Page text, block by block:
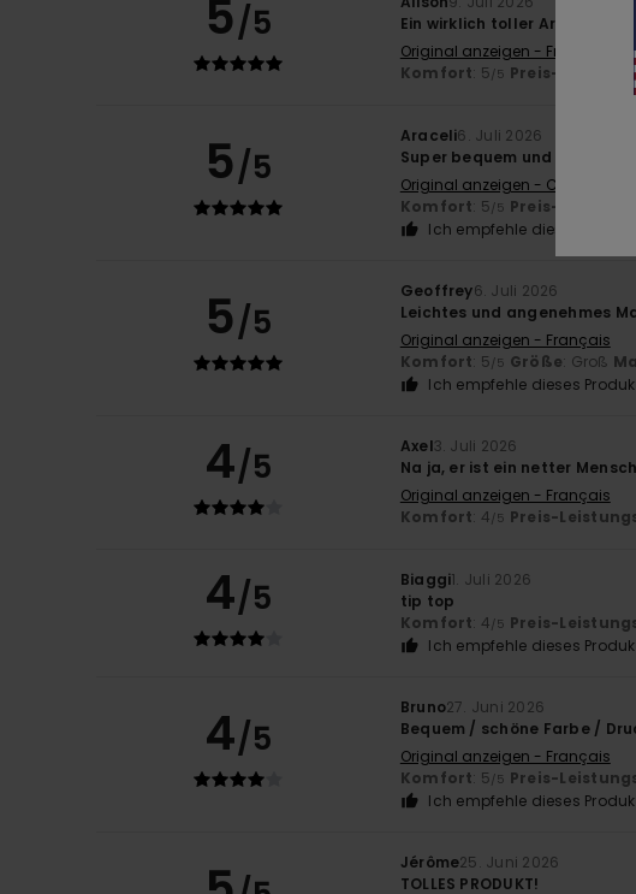
5/5
Ein wirklich toller Artikel,
Original anzeigen - Français
Komfort: 5/5 Preis-
5/5
Araceli6. Juli 2026
Super bequem und von
Original anzeigen - Castellano
Komfort: 5/5 Preis-
Ich empfehle dieses Produkt
5/5
Geoffrey6. Juli 2026
Leichtes und angenehmes
Original anzeigen - Français
Komfort: 5/5 Größe: Groß
Ich empfehle dieses
4/5 Axel3. Juli 2026
Na ja, er ist ein netter
Original anzeigen - Français
Komfort: 4/5 Preis-
4/5 Biaggi1. Juli 2026
tip top
Komfort: 4/5 Preis-
Ich empfehle dieses
4/5
Bruno27. Juni 2026
Bequem / schöne Farbe /
Original anzeigen - Français
Komfort: 5/5 Preis-
Ich empfehle dieses
Jérôme25. Juni 2026
TOLLES PRODUKT!